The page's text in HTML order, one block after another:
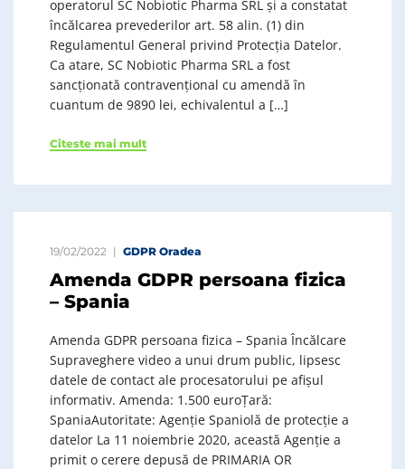
operatorul SC Nobiotic Pharma SRL și a constatat
încălcarea prevederilor art. 58 alin. (1) din
Regulamentul General privind Protecția Datelor.
Ca atare, SC Nobiotic Pharma SRL a fost
sancționată contravențional cu amendă în
cuantum de 9890 lei, echivalentul a […]
Citeste mai mult
19/02/2022 GDPR Oradea
Amenda GDPR persoana fizica
– Spania
Amenda GDPR persoana fizica – Spania Încălcare
Supraveghere video a unui drum public, lipsesc
datele de contact ale procesatorului pe afișul
informativ. Amenda: 1.500 euroȚară:
SpaniaAutoritate: Agenție Spaniolă de protecție a
datelor La 11 noiembrie 2020, această Agenție a
primit o cerere depusă de PRIMARIA OR